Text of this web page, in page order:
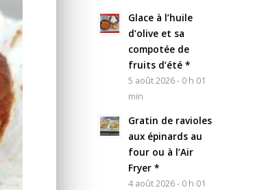
Glace à l’huile
d’olive et sa
compotée de
fruits d’été *
5 août 2026 - 0 h 01
min
Gratin de ravioles
aux épinards au
four ou à l’Air
Fryer *
4 août 2026 - 0 h 01